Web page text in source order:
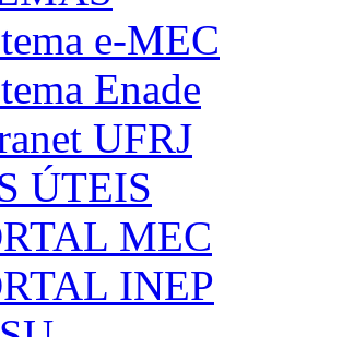
e-MEC
Enade
UFRJ
ÚTEIS
MEC
INEP